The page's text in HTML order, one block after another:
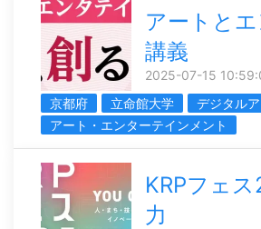
アートと
講義
2025-07-15
京都府
立命館大学
デジタル
アート・エンターテインメント
KRPフェ
力